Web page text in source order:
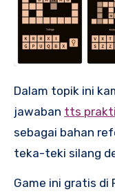
Dalam topik ini kami akan menyajikan kunci
jawaban tts
sebagai bahan
teka-teki silang
Game ini gratis di